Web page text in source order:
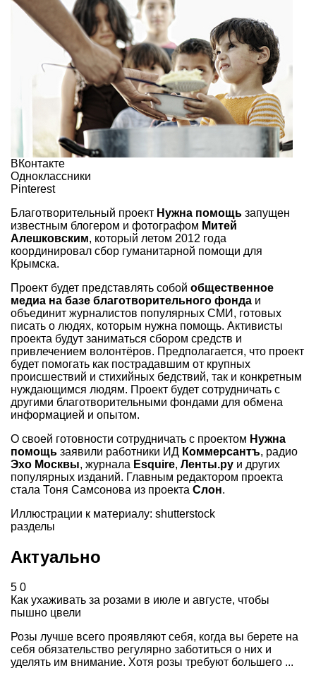
ВКонтакте
Одноклассники
Pinterest
Благотворительный проект Нужна помощь запущен
известным блогером и фотографом Митей
Алешковским, который летом 2012 года
координировал сбор гуманитарной помощи для
Крымска.
Проект будет представлять собой общественное
медиа на базе благотворительного фонда и
объединит журналистов популярных СМИ, готовых
писать о людях, которым нужна помощь. Активисты
проекта будут заниматься сбором средств и
привлечением волонтёров. Предполагается, что проект
будет помогать как пострадавшим от крупных
происшествий и стихийных бедствий, так и конкретным
нуждающимся людям. Проект будет сотрудничать с
другими благотворительными фондами для обмена
информацией и опытом.
О своей готовности сотрудничать с проектом Нужна
помощь заявили работники ИД Коммерсантъ, радио
Эхо Москвы, журнала Esquire, Ленты.ру и других
популярных изданий. Главным редактором проекта
стала Тоня Самсонова из проекта Слон.
Иллюстрации к материалу: shutterstock
разделы
Актуально
5 0
Как ухаживать за розами в июле и августе, чтобы
пышно цвели
Розы лучше всего проявляют себя, когда вы берете на
себя обязательство регулярно заботиться о них и
уделять им внимание. Хотя розы требуют большего ...